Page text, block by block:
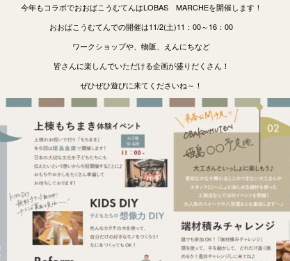
今年もコラボでおおばこうむてんはLOBAS MARCHEを開催します！
おおばこうむてんでの開催は11/2(土)11：00～16：00
ワークショップや、物販、えんにちなど
皆さんに楽しんでいただける企画が盛りだくさん！
ぜひぜひ遊びに来てくださいね～！